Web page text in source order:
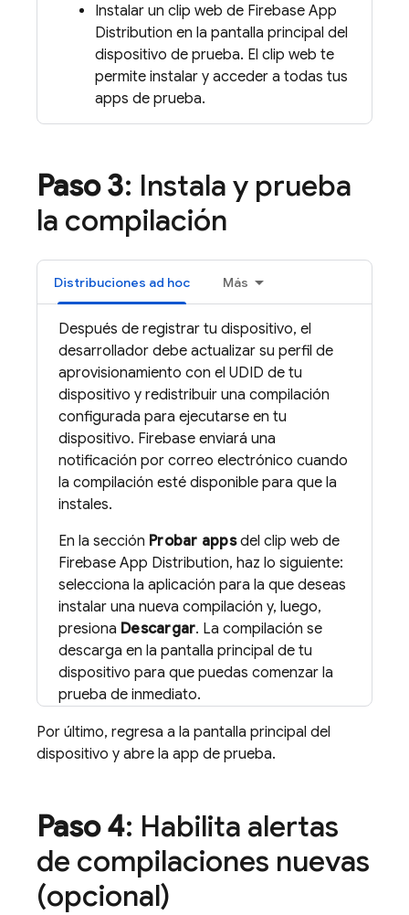
Instalar un clip web de Firebase App
Distribution en la pantalla principal del
dispositivo de prueba. El clip web te
permite instalar y acceder a todas tus
apps de prueba.
Paso 3: Instala y prueba
la compilación
Distribuciones ad hoc Más
Después de registrar tu dispositivo, el
desarrollador debe actualizar su perfil de
aprovisionamiento con el UDID de tu
dispositivo y redistribuir una compilación
configurada para ejecutarse en tu
dispositivo. Firebase enviará una
notificación por correo electrónico cuando
la compilación esté disponible para que la
instales.
En la sección Probar appsdel clip web de
Firebase App Distribution, haz lo siguiente:
selecciona la aplicación para la que deseas
instalar una nueva compilación y, luego,
presiona Descargar. La compilación se
descarga en la pantalla principal de tu
dispositivo para que puedas comenzar la
prueba de inmediato.
Por último, regresa a la pantalla principal del
dispositivo y abre la app de prueba.
Paso 4: Habilita alertas
de compilaciones nuevas
(opcional)